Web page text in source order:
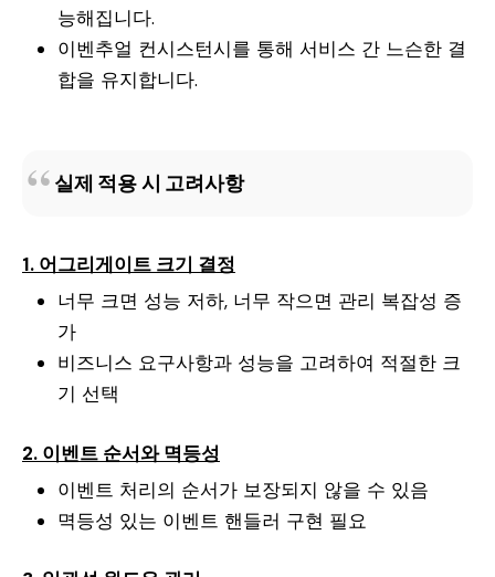
능해집니다.
이벤추얼 컨시스턴시를 통해 서비스 간 느슨한 결
합을 유지합니다.
실제 적용 시 고려사항
1. 어그리게이트 크기 결정
너무 크면 성능 저하, 너무 작으면 관리 복잡성 증
가
비즈니스 요구사항과 성능을 고려하여 적절한 크
기 선택
2. 이벤트 순서와 멱등성
이벤트 처리의 순서가 보장되지 않을 수 있음
멱등성 있는 이벤트 핸들러 구현 필요